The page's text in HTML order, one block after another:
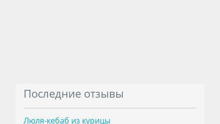
Последние отзывы
Люля-кебаб из курицы